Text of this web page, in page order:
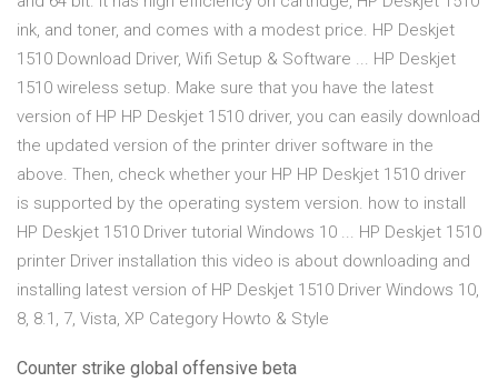
ink, and toner, and comes with a modest price. HP Deskjet
1510 Download Driver, Wifi Setup & Software ... HP Deskjet
1510 wireless setup. Make sure that you have the latest
version of HP HP Deskjet 1510 driver, you can easily download
the updated version of the printer driver software in the
above. Then, check whether your HP HP Deskjet 1510 driver
is supported by the operating system version. how to install
HP Deskjet 1510 Driver tutorial Windows 10 ... HP Deskjet 1510
printer Driver installation this video is about downloading and
installing latest version of HP Deskjet 1510 Driver Windows 10,
8, 8.1, 7, Vista, XP Category Howto & Style
Counter strike global offensive beta